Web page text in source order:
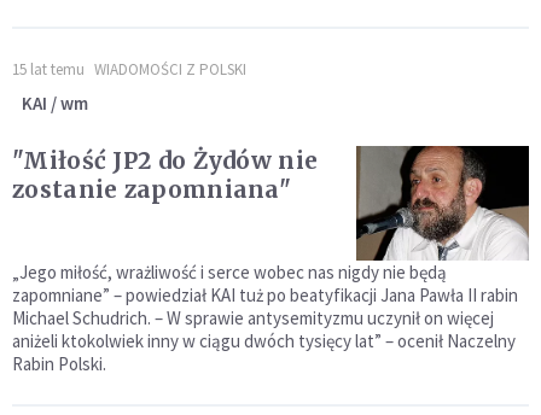
15 lat temu WIADOMOŚCI Z POLSKI
KAI / wm
"Miłość JP2 do Żydów nie
zostanie zapomniana"
„Jego miłość, wrażliwość i serce wobec nas nigdy nie będą
zapomniane” – powiedział KAI tuż po beatyfikacji Jana Pawła II rabin
Michael Schudrich. – W sprawie antysemityzmu uczynił on więcej
aniżeli ktokolwiek inny w ciągu dwóch tysięcy lat” – ocenił Naczelny
Rabin Polski.